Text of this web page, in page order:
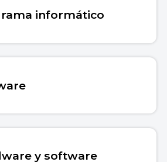
informático
y software